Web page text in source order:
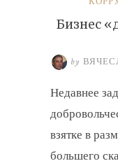
Бизнес
by
Недавнее
взятке в
большего